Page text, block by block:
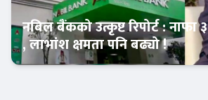
नबिल बैंकको उत्कृष्ट रिपोर्ट : नाफा
, लाभांश क्षमता पनि बढ्यो !